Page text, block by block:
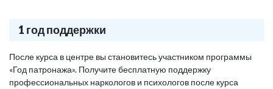
1 год поддержки
После курса в центре вы становитесь участником программы
«Год патронажа». Получите бесплатную поддержку
профессиональных наркологов и психологов после курса